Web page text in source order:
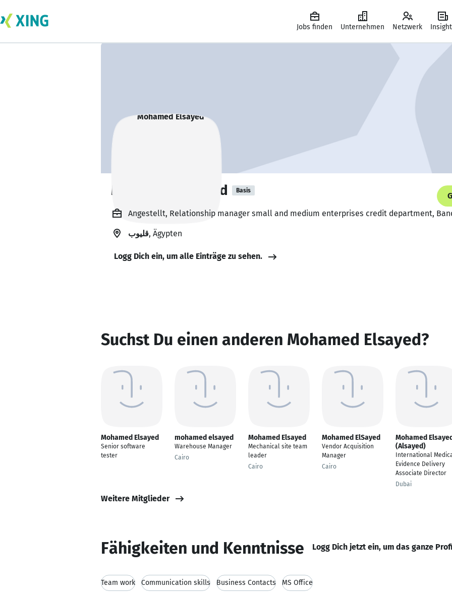
Jobs finden Unternehmen Netzwerk
Mohamed Elsayed Basis
Angestellt, Relationship manager small and medium enterprises credit department,
قليوب, Ägypten
Logg Dich ein, um alle Einträge zu sehen.
Suchst Du einen anderen Mohamed Elsayed?
Mohamed Elsayed
Senior software
tester
mohamed elsayed
Warehouse Manager
Cairo
Mohamed Elsayed
Mechanical site team
leader
Cairo
Mohamed ElSayed
Vendor Acquisition
Manager
Cairo
Mohamed
(Alsayed)
International
Evidence Delivery
Associate Director
Dubai
Weitere Mitglieder
Fähigkeiten und Kenntnisse Logg Dich jetzt ein, um das ganze
Team work Communication skills Business Contacts MS Office